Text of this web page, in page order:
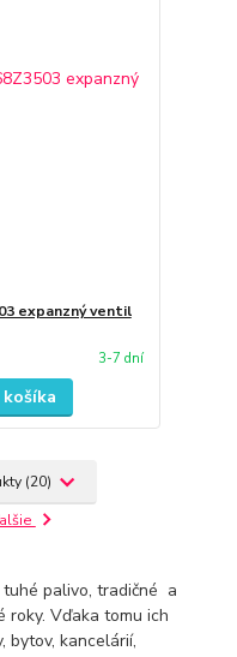
expanzný ventil
3-7 dní
(20)
palivo, tradičné a
roky. Vďaka tomu ich
bytov, kancelárií,